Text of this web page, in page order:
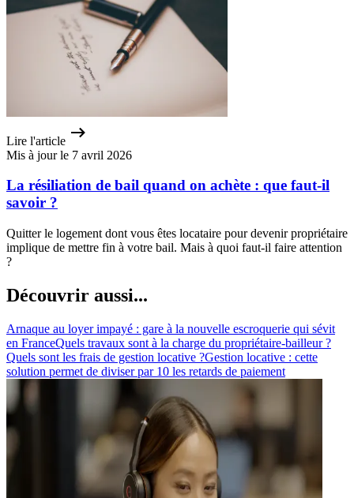
Lire l'article
Mis à jour le 7 avril 2026
La résiliation de bail quand on achète : que faut-il
savoir ?
Quitter le logement dont vous êtes locataire pour devenir propriétaire
implique de mettre fin à votre bail. Mais à quoi faut-il faire attention
?
Découvrir aussi...
Arnaque au loyer impayé : gare à la nouvelle escroquerie qui sévit
en FranceQuels travaux sont à la charge du propriétaire-bailleur ?
Quels sont les frais de gestion locative ?Gestion locative : cette
solution permet de diviser par 10 les retards de paiement